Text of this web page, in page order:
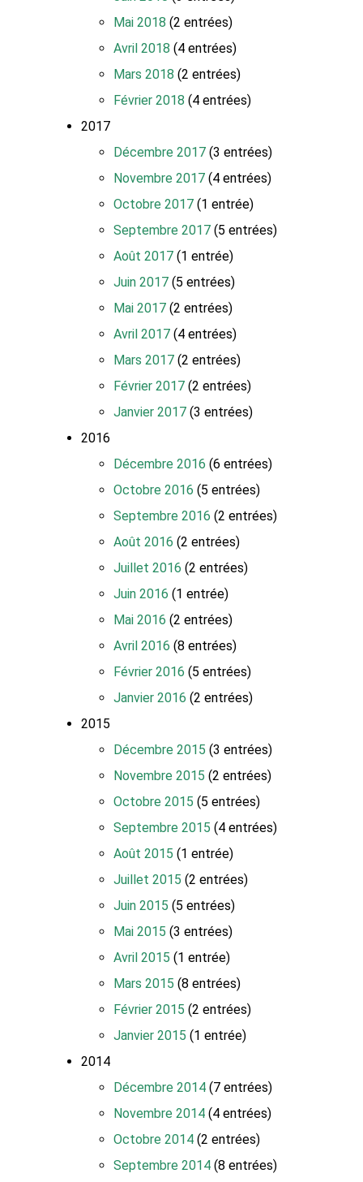
Mai 2018 (2 entrées)
Avril 2018 (4 entrées)
Mars 2018 (2 entrées)
Février 2018 (4 entrées)
2017
Décembre 2017 (3 entrées)
Novembre 2017 (4 entrées)
Octobre 2017 (1 entrée)
Septembre 2017 (5 entrées)
Août 2017 (1 entrée)
Juin 2017 (5 entrées)
Mai 2017 (2 entrées)
Avril 2017 (4 entrées)
Mars 2017 (2 entrées)
Février 2017 (2 entrées)
Janvier 2017 (3 entrées)
2016
Décembre 2016 (6 entrées)
Octobre 2016 (5 entrées)
Septembre 2016 (2 entrées)
Août 2016 (2 entrées)
Juillet 2016 (2 entrées)
Juin 2016 (1 entrée)
Mai 2016 (2 entrées)
Avril 2016 (8 entrées)
Février 2016 (5 entrées)
Janvier 2016 (2 entrées)
2015
Décembre 2015 (3 entrées)
Novembre 2015 (2 entrées)
Octobre 2015 (5 entrées)
Septembre 2015 (4 entrées)
Août 2015 (1 entrée)
Juillet 2015 (2 entrées)
Juin 2015 (5 entrées)
Mai 2015 (3 entrées)
Avril 2015 (1 entrée)
Mars 2015 (8 entrées)
Février 2015 (2 entrées)
Janvier 2015 (1 entrée)
2014
Décembre 2014 (7 entrées)
Novembre 2014 (4 entrées)
Octobre 2014 (2 entrées)
Septembre 2014 (8 entrées)